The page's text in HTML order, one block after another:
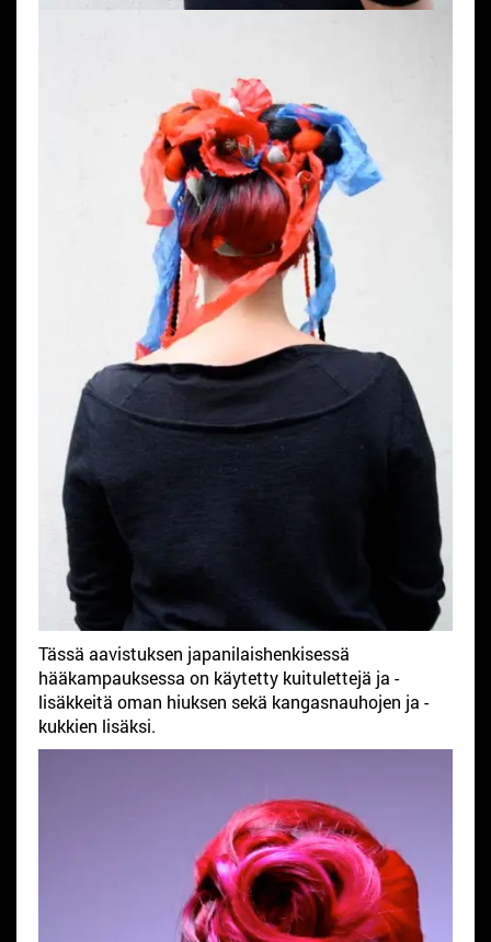
Tässä aavistuksen japanilaishenkisessä
hääkampauksessa on käytetty kuitulettejä ja -
lisäkkeitä oman hiuksen sekä kangasnauhojen ja -
kukkien lisäksi.